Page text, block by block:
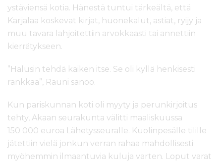
ystäviensä kotia. Hänestä tuntui tärkeältä, että
Karjalaa koskevat kirjat, huonekalut, astiat, ryijy ja
muu tavara lahjoitettiin arvokkaasti tai annettiin
kierrätykseen.
”Halusin tehdä kaiken itse. Se oli kyllä henkisesti
rankkaa”, Rauni sanoo.
Kun pariskunnan koti oli myyty ja perunkirjoitus
tehty, Akaan seurakunta välitti maaliskuussa
150 000 euroa Lähetysseuralle. Kuolinpesälle tilille
jätettiin vielä jonkun verran rahaa mahdollisesti
myöhemmin ilmaantuvia kuluja varten. Loput varat